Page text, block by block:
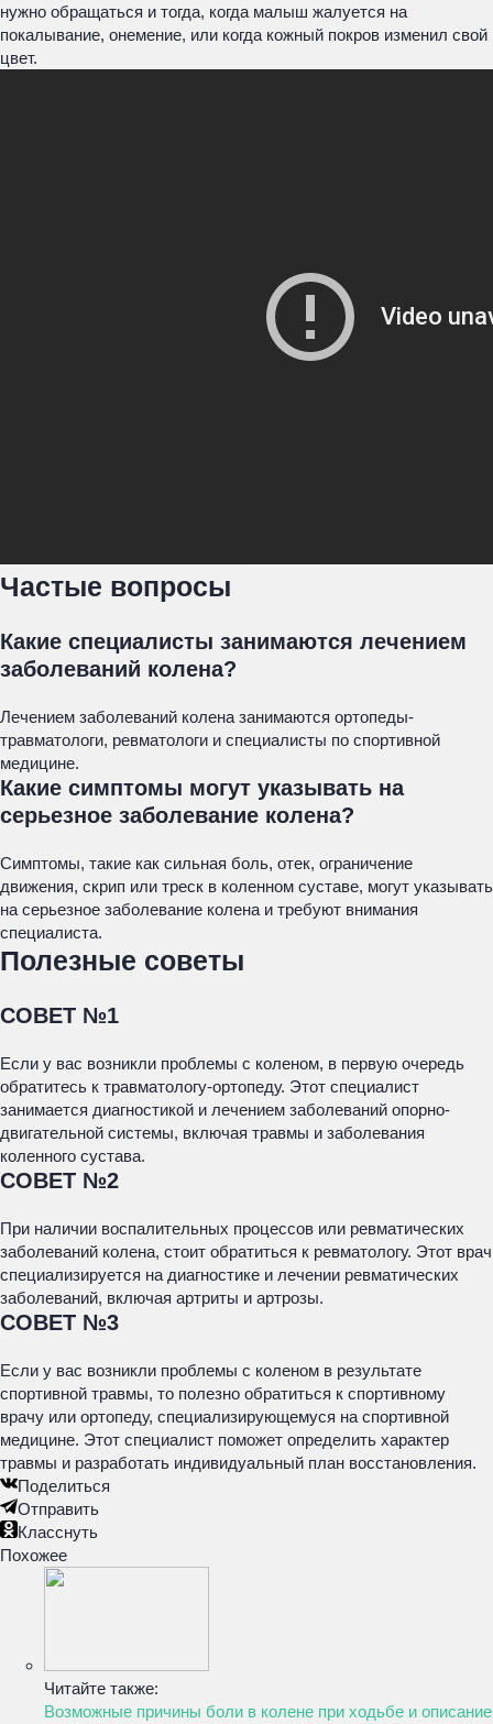
нужно обращаться и тогда, когда малыш жалуется на
покалывание, онемение, или когда кожный покров изменил свой
цвет.
Частые вопросы
Какие специалисты занимаются лечением
заболеваний колена?
Лечением заболеваний колена занимаются ортопеды-
травматологи, ревматологи и специалисты по спортивной
медицине.
Какие симптомы могут указывать на
серьезное заболевание колена?
Симптомы, такие как сильная боль, отек, ограничение
движения, скрип или треск в коленном суставе, могут указывать
на серьезное заболевание колена и требуют внимания
специалиста.
Полезные советы
СОВЕТ №1
Если у вас возникли проблемы с коленом, в первую очередь
обратитесь к травматологу-ортопеду. Этот специалист
занимается диагностикой и лечением заболеваний опорно-
двигательной системы, включая травмы и заболевания
коленного сустава.
СОВЕТ №2
При наличии воспалительных процессов или ревматических
заболеваний колена, стоит обратиться к ревматологу. Этот врач
специализируется на диагностике и лечении ревматических
заболеваний, включая артриты и артрозы.
СОВЕТ №3
Если у вас возникли проблемы с коленом в результате
спортивной травмы, то полезно обратиться к спортивному
врачу или ортопеду, специализирующемуся на спортивной
медицине. Этот специалист поможет определить характер
травмы и разработать индивидуальный план восстановления.
Поделиться
Отправить
Класснуть
Похожее
Читайте также:
Возможные причины боли в колене при ходьбе и описание